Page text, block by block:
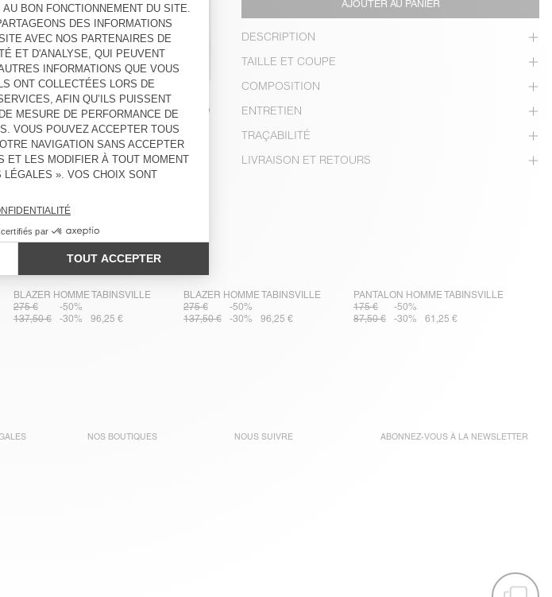
AJOUTER AU PANIER
DESCRIPTION
TAILLE ET COUPE
COMPOSITION
ENTRETIEN
TRAÇABILITÉ
LIVRAISON ET RETOURS
BLAZER HOMME TABINSVILLE
275 €
-50%
137,50 €
-30% 96,25 €
BLAZER HOMME TABINSVILLE
275 €
-50%
137,50 €
-30% 96,25 €
PANTALON HOMME TABINSVILLE
175 €
-50%
87,50 €
-30% 61,25 €
NOS BOUTIQUES NOUS SUIVRE ABONNEZ-VOUS À LA NEWSLETTER